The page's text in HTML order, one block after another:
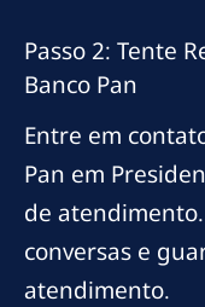
Passo 2: Tente
Banco Pan
Entre em
Pan em
de
conversas e
atendimento.